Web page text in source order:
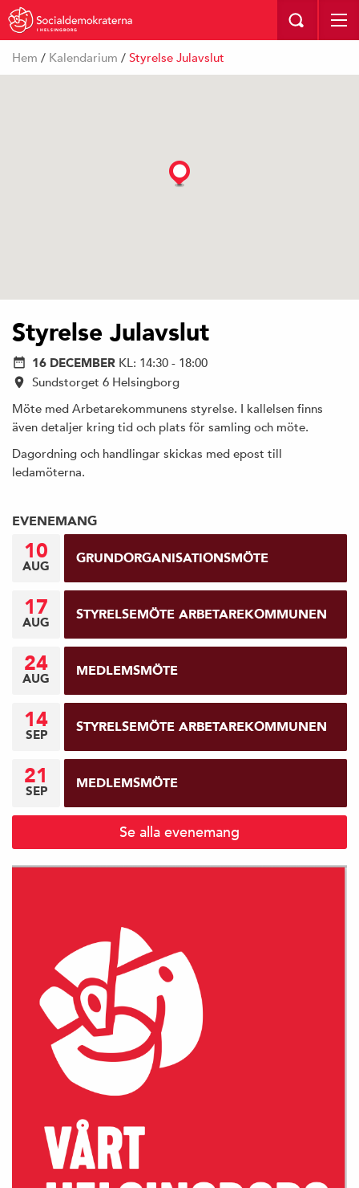
I HELSINGBORG
Hem / Kalendarium / Styrelse Julavslut
Styrelse Julavslut
16 DECEMBER KL: 14:30 - 18:00
Sundstorget 6 Helsingborg
Möte med Arbetarekommunens styrelse. I kallelsen finns
även detaljer kring tid och plats för samling och möte.
Dagordning och handlingar skickas med epost till
ledamöterna.
EVENEMANG
10
AUG GRUNDORGANISATIONSMÖTE
17
AUG STYRELSEMÖTE ARBETAREKOMMUNEN
24
AUG MEDLEMSMÖTE
14
SEP STYRELSEMÖTE ARBETAREKOMMUNEN
21
SEP MEDLEMSMÖTE
Se alla evenemang